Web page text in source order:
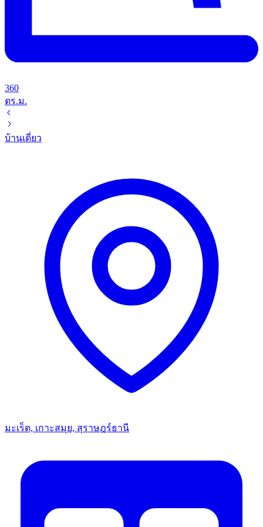
360
ตร.ม.
บ้านเดี่ยว
มะเร็ต, เกาะสมุย, สุราษฎร์ธานี